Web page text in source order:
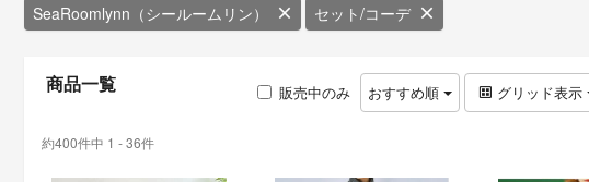
SeaRoomlynn（シールームリン） セット/コーデ
商品一覧 販売中のみ おすすめ順 グリッド表示
約400件中 1 - 36件